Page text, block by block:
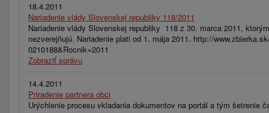
18.4.2011
Nariadenie vlády Slovenskej republiky 118/2011
Nariadenie vlády Slovenskej republiky 118 z 30. marca 2011,
nezverejňujú. Nariadenie plati od 1. mája 2011. http://
0210188&Rocnik=2011
Zobraziť správu
14.4.2011
Priradenie partnera obci
Urýchlenie procesu vkladania dokumentov na portál a tým šetrenie